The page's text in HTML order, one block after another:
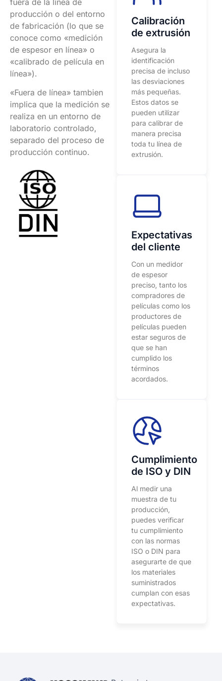
producción o del entorno
de fabricación (lo que se
conoce como «medición
de espesor en línea» o
«calibrado de película en
línea»).
«Fuera de línea» tambien
implica que la medición se
realiza en un entorno de
laboratorio controlado,
separado del proceso de
producción continuo.
Calibración
de extrusión
Asegura la
identificación
precisa de incluso
las desviaciones
más pequeñas.
Estos datos se
pueden utilizar
para calibrar de
manera precisa
toda tu línea de
extrusión.
Expectativas
del cliente
Con un medidor
de espesor
preciso, tanto los
compradores de
películas como los
productores de
películas pueden
estar seguros de
que se han
cumplido los
términos
acordados.
Cumplimiento
de ISO y DIN
Al medir una
muestra de tu
producción,
puedes verificar
tu cumplimiento
con las normas
ISO o DIN para
asegurarte de que
los materiales
suministrados
cumplan con esas
expectativas.